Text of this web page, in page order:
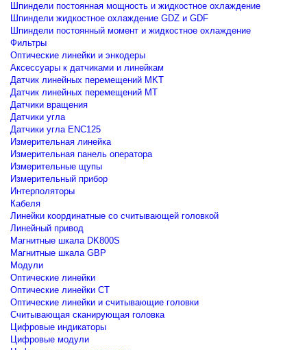
Шпиндели постоянная мощность и жидкостное охлаждение
Шпиндели жидкостное охлаждение GDZ и GDF
Шпиндели постоянный момент и жидкостное охлаждение
Фильтры
Оптические линейки и энкодеры
Аксессуары к датчиками и линейкам
Датчик линейных перемещений MKT
Датчик линейных перемещений MT
Датчики вращения
Датчики угла
Датчики угла ENC125
Измерительная линейка
Измерительная панель оператора
Измерительные щупы
Измерительный прибор
Интерполяторы
Кабеля
Линейки координатные со считывающей головкой
Линейный привод
Магнитные шкала DK800S
Магнитные шкала GBP
Модули
Оптические линейки
Оптические линейки CT
Оптические линейки и считывающие головки
Считывающая сканирующая головка
Цифровые индикаторы
Цифровые модули